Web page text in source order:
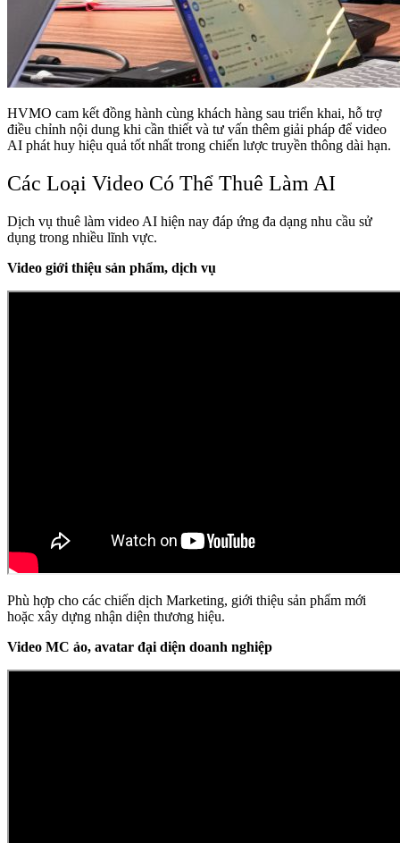
HVMO cam kết đồng hành cùng khách hàng sau triển khai, hỗ trợ
điều chỉnh nội dung khi cần thiết và tư vấn thêm giải pháp để video
AI phát huy hiệu quả tốt nhất trong chiến lược truyền thông dài hạn.
Các Loại Video Có Thể Thuê Làm AI
Dịch vụ thuê làm video AI hiện nay đáp ứng đa dạng nhu cầu sử
dụng trong nhiều lĩnh vực.
Video giới thiệu sản phẩm, dịch vụ
Phù hợp cho các chiến dịch Marketing, giới thiệu sản phẩm mới
hoặc xây dựng nhận diện thương hiệu.
Video MC ảo, avatar đại diện doanh nghiệp